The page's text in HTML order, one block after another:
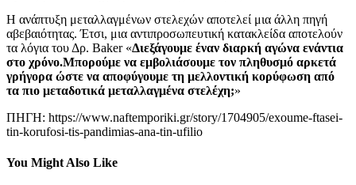
Η ανάπτυξη μεταλλαγμένων στελεχών αποτελεί μια άλλη πηγή
αβεβαιότητας. Έτσι, μια αντιπροσωπευτική κατακλείδα αποτελούν
τα λόγια του Δρ. Baker «Διεξάγουμε έναν διαρκή αγώνα ενάντια
στο χρόνο.Μπορούμε να εμβολιάσουμε τον πληθυσμό αρκετά
γρήγορα ώστε να αποφύγουμε τη μελλοντική κορύφωση από
τα πιο μεταδοτικά μεταλλαγμένα στελέχη;»
ΠΗΓΗ: https://www.naftemporiki.gr/story/1704905/exoume-ftasei-
tin-korufosi-tis-pandimias-ana-tin-ufilio
You Might Also Like